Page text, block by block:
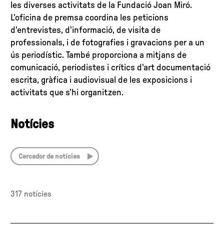
les diverses activitats de la Fundació Joan Miró.
L'oficina de premsa coordina les peticions
d'entrevistes, d'informació, de visita de
professionals, i de fotografies i gravacions per a un
ús periodístic. També proporciona a mitjans de
comunicació, periodistes i crítics d'art documentació
escrita, gràfica i audiovisual de les exposicions i
activitats que s'hi organitzen.
Notícies
Cercador de notícies
317 notícies